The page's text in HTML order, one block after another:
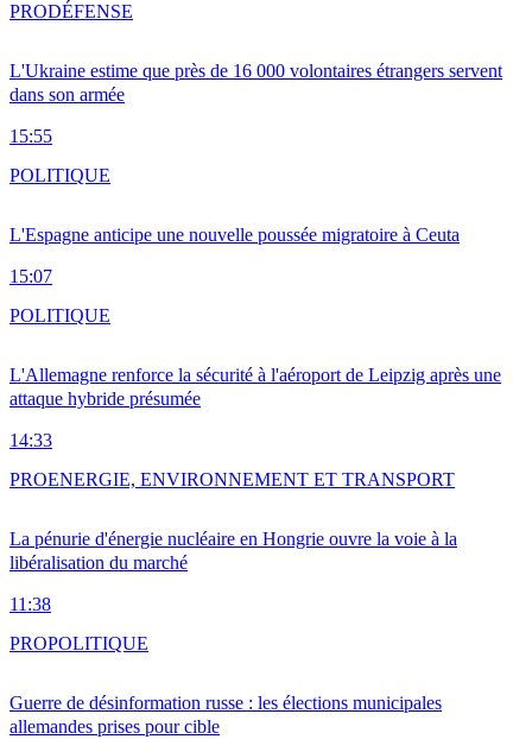
L'Ukraine estime que près de 16 000 volontaires étrangers servent
dans son armée
15:55
PRODÉFENSE
L'Espagne anticipe une nouvelle poussée migratoire à Ceuta
15:07
POLITIQUE
L'Allemagne renforce la sécurité à l'aéroport de Leipzig après une
attaque hybride présumée
14:33
POLITIQUE
La pénurie d'énergie nucléaire en Hongrie ouvre la voie à la
libéralisation du marché
11:38
PROENERGIE, ENVIRONNEMENT ET TRANSPORT
Guerre de désinformation russe : les élections municipales
allemandes prises pour cible
PROPOLITIQUE